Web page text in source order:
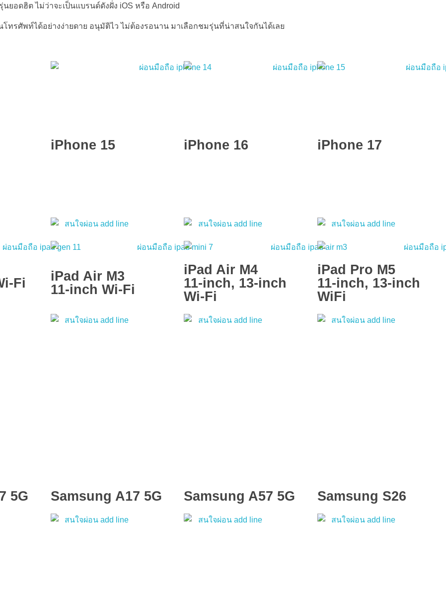
ยอดฮิต ไม่ว่าจะเป็นแบรนด์ดังฝั่ง iOS หรือ Android
ทรศัพท์ได้อย่างง่ายดาย อนุมัติไว ไม่ต้องรอนาน มาเลือกชมรุ่นที่น่าสนใจกันได้เลย
iPhone 15 iPhone 16 iPhone 17
Fi
iPad Air M3
11-inch Wi-Fi
iPad Air M4
11-inch, 13-inch
Wi-Fi
iPad Pro M5
11-inch, 13-inch
WiFi
5G Samsung A17 5G Samsung A57 5G Samsung S26